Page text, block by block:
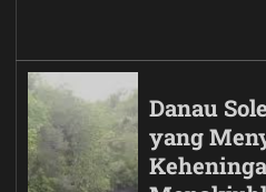
Danau
yang